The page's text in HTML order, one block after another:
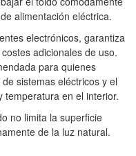
alimentación eléctrica.
electrónicos, garantiza
adicionales de uso.
para quienes
sistemas eléctricos y el
temperatura en el interior.
no limita la superficie
de la luz natural.